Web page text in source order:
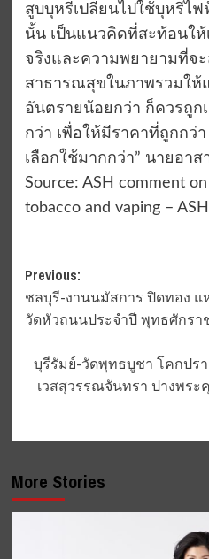
สูบบุหรี่เปลี่ยนไปใช้บุหรี่ไ
นั้น เป็นแนวคิดที่สะท้อนให้
จริงและความพยายามที่จ
สาธารณสุขในภาพรวมให้
อันตรายน้อยกว่า ก็ควรถูก
กว่า เพื่อให้มีราคาที่ถูกกว่
เลือกใช้มากกว่า” นายอาส
Source: ASH comment
tobacco and vaping – ASH
Post
navigation
Previous:
ชลบุรี-งานนมัสการ ปิดทอง แ
วัดหัวถนนประจำปี พุทธศักรา
บุรีรัมย์-วัดพุทธบูชา โคกปร
เวสสุวรรณจันทรา ปางพระ
More Stories